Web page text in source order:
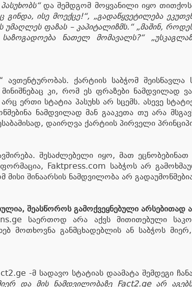
და შემდგომ მოყვანილი იყო
ისე მოექცე!“, „გადაწყვეტილება
ფაზას – კაპიტალიზმს.“ „მაშინ,
ნათელ მომავალს?“
ავთენტურობას. ქარტიის საბჭომ
კი, რომ ეს ფრაზები ნამდვილად
ერთი სტატია პასუხს არ სცემს. ასევე
ნამდვილად მან გააკეთა თუ არა
დაირღვა ქარტიის პირველი
შესაძლებელი იყო, მათ
Faktpress.com საბჭოს არ
შინაარსის ნამდვილობა არ
შეასწოროს გამოქვეყნებული
საერთოდ არა აქვს მითითებული
მოთხოვნა განმცხადებლის ან საბჭოს
-მ სადავო სტატიას დაამატა შემდეგი
და მის ნამდვილობაზე Fact2.ge არ აგებს